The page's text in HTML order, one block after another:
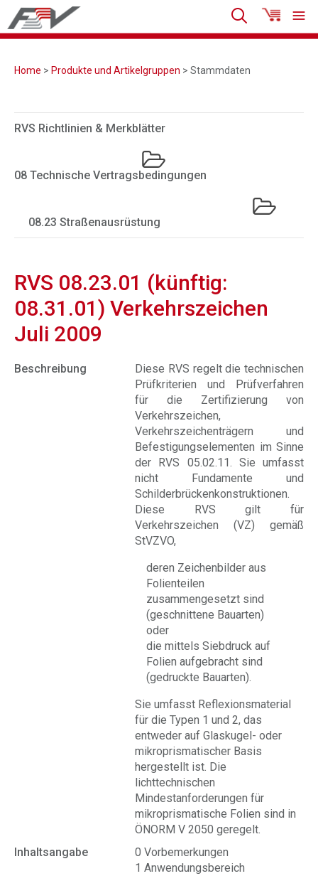
Home > Produkte und Artikelgruppen > Stammdaten
RVS Richtlinien & Merkblätter
08 Technische Vertragsbedingungen
08.23 Straßenausrüstung
RVS 08.23.01 (künftig:
08.31.01) Verkehrszeichen
Juli 2009
Beschreibung
Diese RVS regelt die technischen
Prüfkriterien und Prüfverfahren
für die Zertifizierung von
Verkehrszeichen,
Verkehrszeichenträgern und
Befestigungselementen im Sinne
der RVS 05.02.11. Sie umfasst
nicht Fundamente und
Schilderbrückenkonstruktionen.
Diese RVS gilt für
Verkehrszeichen (VZ) gemäß
StVZVO,
deren Zeichenbilder aus
Folienteilen
zusammengesetzt sind
(geschnittene Bauarten)
oder
die mittels Siebdruck auf
Folien aufgebracht sind
(gedruckte Bauarten).
Sie umfasst Reflexionsmaterial
für die Typen 1 und 2, das
entweder auf Glaskugel- oder
mikroprismatischer Basis
hergestellt ist. Die
lichttechnischen
Mindestanforderungen für
mikroprismatische Folien sind in
ÖNORM V 2050 geregelt.
Inhaltsangabe
0 Vorbemerkungen
1 Anwendungsbereich